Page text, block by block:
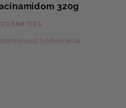
320g
hodnotenia